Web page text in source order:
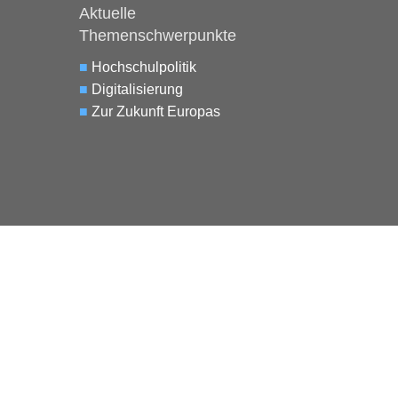
Aktuelle
Themenschwerpunkte
■ Hochschulpolitik
■ Digitalisierung
■ Zur Zukunft Europas